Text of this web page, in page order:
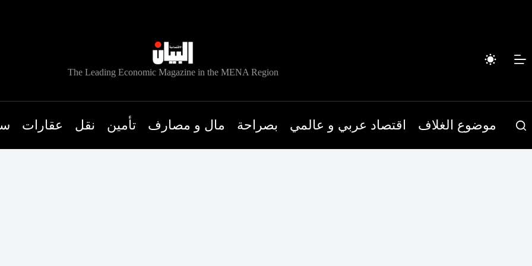
The Leading Economic Magazine in the MENA Region
موضوع الغلاف اقتصاد عربي و عالمي بصراحة مال و مصارف تأمين نقل عقارات